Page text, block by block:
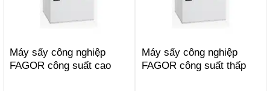
Máy sấy công nghiệp
FAGOR công suất cao
Máy sấy công nghiệp
FAGOR công suất thấp